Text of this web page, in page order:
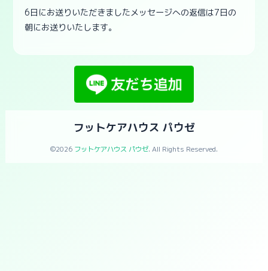
6日にお送りいただきましたメッセージへの返信は7日の
朝にお送りいたします。
フットケアハウス パウゼ
©2026 フットケアハウス パウゼ. All Rights Reserved.